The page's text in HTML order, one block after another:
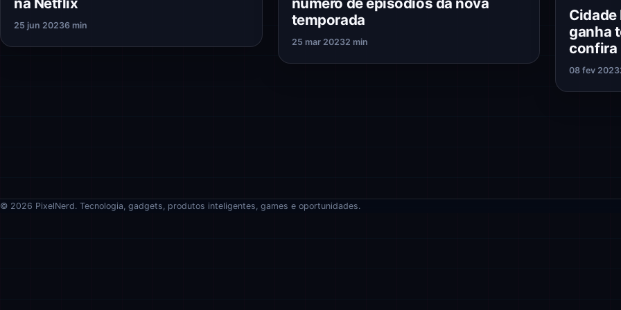
25 jun 20236 min
temporada
25 mar 20232 min
Cidade
ganha
confira
08 fev 2023
© 2026 PixelNerd. Tecnologia, gadgets, produtos inteligentes, games e oportunidades.